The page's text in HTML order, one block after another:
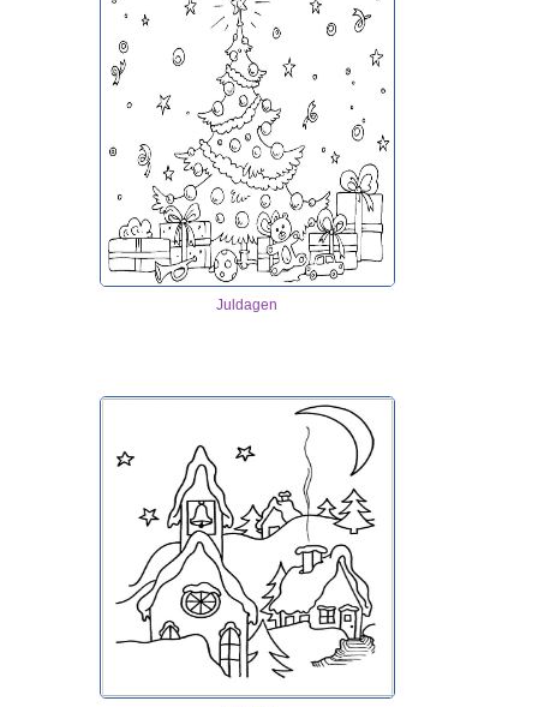
Juldagen